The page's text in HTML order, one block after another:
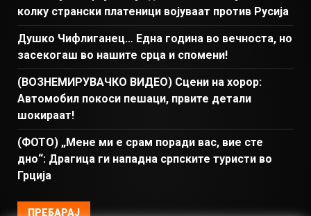
колку странски платеници војуваат против Русија
Душко Чифлиганец… Eдна година во вечноста, но
засекогаш во нашите срца и спомени!
(ВОЗНЕМИРУВАЧКО ВИДЕО) Сцени на хорор:
Автомобил покоси пешаци, првите детали
шокираат!
(ФОТО) „Мене ми е срам поради вас, вие сте
дно“: Драгица ги нападна српските туристи во
Грција
ПРЕБАРАЈ